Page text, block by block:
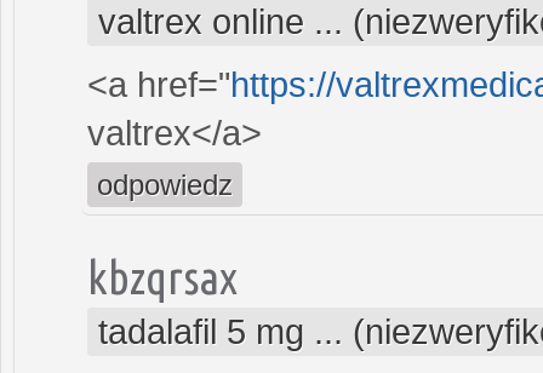
valtrex online ...
<a href="https://
valtrex</a>
odpowiedz
kbzqrsax
tadalafil 5 mg ...